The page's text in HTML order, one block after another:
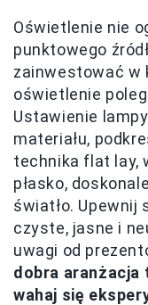
Oświetlenie nie
punktowego
zainwestować w
oświetlenie
Ustawienie
materiału,
technika flat lay,
płasko,
światło. Upewnij
czyste, jasne i
uwagi od
dobra aranżacja
wahaj się